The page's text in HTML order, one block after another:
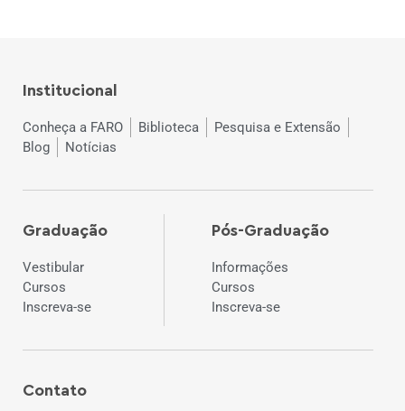
Institucional
Conheça a FARO Biblioteca
Pesquisa e Extensão
Blog
Notícias
Graduação
Vestibular
Cursos
Inscreva-se
Pós-Graduação
Informações
Cursos
Inscreva-se
Contato